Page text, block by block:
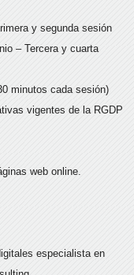
y segunda sesión
– Tercera y cuarta
minutos cada sesión)
vigentes de la RGDP
web online.
especialista en